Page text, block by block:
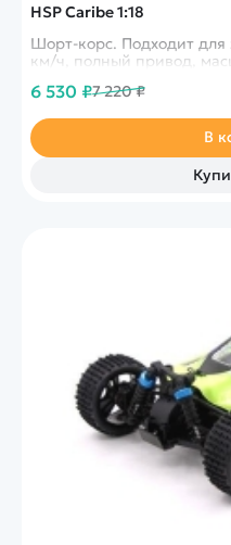
HSP Caribe 1:18
Шорт-корс. Подходит для
км/ч, полный привод,
6 530 ₽7 220 ₽
В